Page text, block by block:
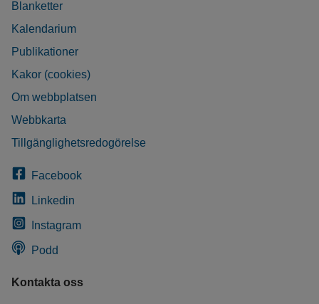
Blanketter
Kalendarium
Publikationer
Kakor (cookies)
Om webbplatsen
Webbkarta
Tillgänglighetsredogörelse
Facebook
Linkedin
Instagram
Podd
Kontakta oss